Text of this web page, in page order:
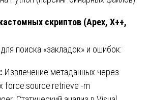
скриптов (Apex, X++,
поиска «закладок» и ошибок:
Извлечение метаданных через
force:source:retrieve -m